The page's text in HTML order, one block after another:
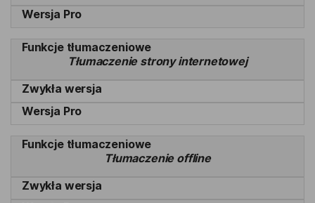
Tłumaczenie strony internetowej
Tłumaczenie offline